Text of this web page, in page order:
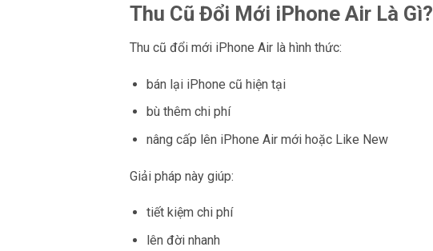
Thu Cũ Đổi Mới iPhone Air Là Gì?
Thu cũ đổi mới iPhone Air là hình thức:
bán lại iPhone cũ hiện tại
bù thêm chi phí
nâng cấp lên iPhone Air mới hoặc Like New
Giải pháp này giúp:
tiết kiệm chi phí
lên đời nhanh